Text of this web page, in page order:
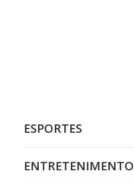
ESPORTES
ENTRETENIMENTO